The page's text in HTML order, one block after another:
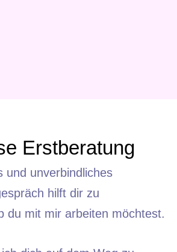
Erstberatung
und unverbindliches
hilft dir zu
du mit mir arbeiten möchtest.